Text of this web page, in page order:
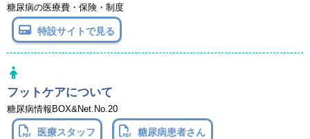
糖尿病の医療費・保険・制度
特設サイトで見る
フットケアについて
糖尿病情報BOX&Net.No.20
医療スタッフ 糖尿病患者さん